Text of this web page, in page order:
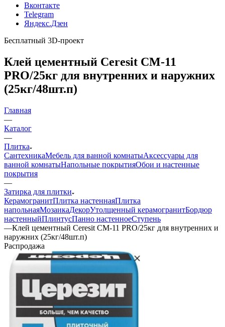
Вконтакте
Telegram
Яндекс.Дзен
Бесплатный 3D-проект
Клей цементный Ceresit СМ-11
PRO/25кг для внутренних и наружних
(25кг/48шт.п)
Главная
—
Каталог
—
Плитка
СантехникаМебель для ванной комнатыАксессуары для
ванной комнатыНапольные покрытияОбои и настенные
покрытия
—
Затирка для плитки
КерамогранитПлитка настеннаяПлитка
напольнаяМозаикаДекорУтолщенный керамогранитБордюр
настенныйПлинтусПанно настенноеСтупень
—Клей цементный Ceresit СМ-11 PRO/25кг для внутренних и
наружних (25кг/48шт.п)
Распродажа